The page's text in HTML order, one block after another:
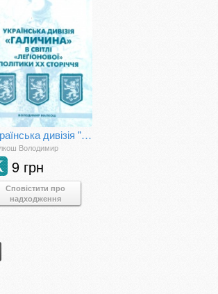
Українська дивізія "Галичина" в світлі "легіонової" політики ХХ сторіччя
Володимир
9 грн
Сповістити про
надходження